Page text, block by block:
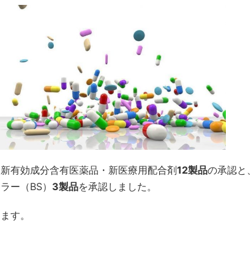
有効成分含有医薬品・新医療用配合剤12製品の承認と、
ー（BS） 3製品を承認しました。
す。